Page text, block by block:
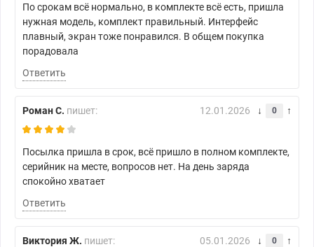
По срокам всё нормально, в комплекте всё есть, пришла
нужная модель, комплект правильный. Интерфейс
плавный, экран тоже понравился. В общем покупка
порадовала
Ответить
Роман С. пишет: 12.01.2026 0
Посылка пришла в срок, всё пришло в полном комплекте,
серийник на месте, вопросов нет. На день заряда
спокойно хватает
Ответить
Виктория Ж. пишет: 05.01.2026 0